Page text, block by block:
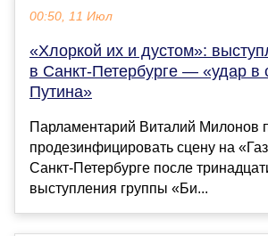
00:50, 11 Июл
«Хлоркой их и дустом»:
в Санкт-Петербурге — «удар в
Путина»
Парламентарий Виталий Милонов
продезинфицировать сцену на
Санкт-Петербурге после
выступления группы «Би...